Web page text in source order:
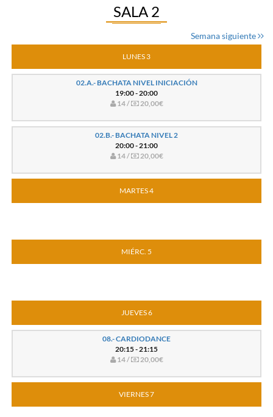
SALA 2
Semana siguiente
LUNES 3
02.A.- BACHATA NIVEL INICIACIÓN
19:00 - 20:00
14 /
20,00€
02.B.- BACHATA NIVEL 2
20:00 - 21:00
14 /
20,00€
MARTES 4
MIÉRC. 5
JUEVES 6
08.- CARDIODANCE
20:15 - 21:15
14 /
20,00€
VIERNES 7